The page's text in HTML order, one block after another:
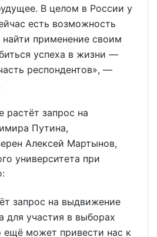
В целом в России у
есть возможность
найти применение своим
успеха в жизни —
респондентов», —
растёт запрос на
Путина,
Алексей Мартынов,
университета при
запрос на выдвижение
для участия в выборах
ещё может привести нас к